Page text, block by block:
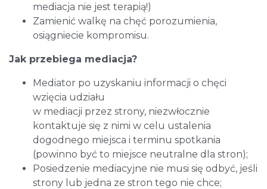
mediacja nie jest terapią!)
Zamienić walkę na chęć porozumienia,
osiągniecie kompromisu.
Jak przebiega mediacja?
Mediator po uzyskaniu informacji o chęci
wzięcia udziału
w mediacji przez strony, niezwłocznie
kontaktuje się z nimi w celu ustalenia
dogodnego miejsca i terminu spotkania
(powinno być to miejsce neutralne dla stron);
Posiedzenie mediacyjne nie musi się odbyć, jeśli
strony lub jedna ze stron tego nie chce;